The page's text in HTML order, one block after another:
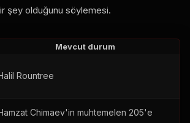
şey olduğunu söylemesi.
Mevcut durum
Rountree
Chimaev'in muhtemelen 205'e